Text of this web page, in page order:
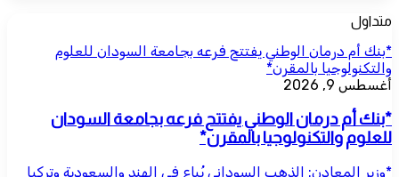
متداول
*بنك أم درمان الوطني يفتتح فرعه بجامعة السودان للعلوم
والتكنولوجيا بالمقرن*
أغسطس 9, 2026
*بنك أم درمان الوطني يفتتح فرعه بجامعة السودان
للعلوم والتكنولوجيا بالمقرن*
*وزير المعادن: الذهب السوداني يُباع في الهند والسعودية وتركيا